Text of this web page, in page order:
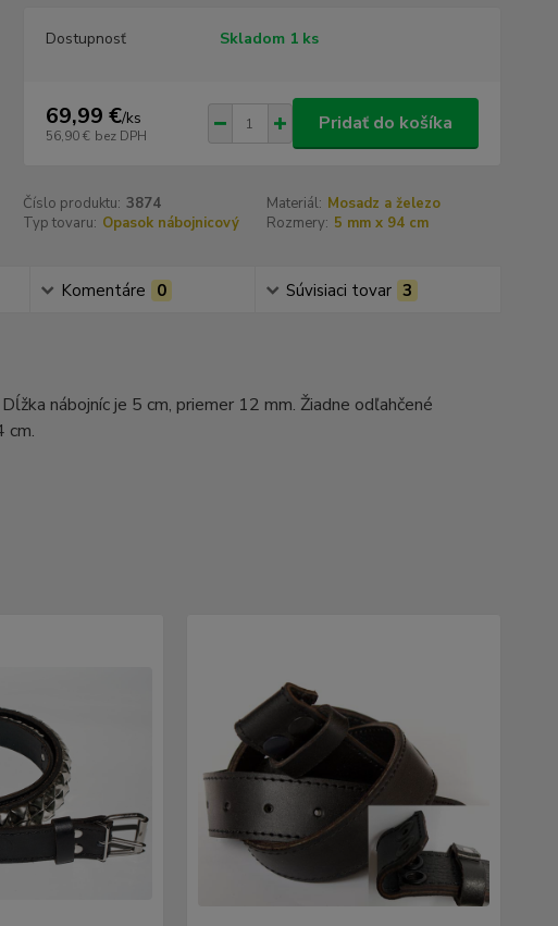
Dostupnosť Skladom 1 ks
69,99 €/ks
56,90 € bez DPH
Pridať do košíka
Číslo produktu: 3874 Materiál: Mosadz a železo
Typ tovaru: Opasok nábojnicový Rozmery: 5 mm x 94 cm
Komentáre 0 Súvisiaci tovar 3
nábojníc je 5 cm, priemer 12 mm. Žiadne odľahčené
cm.